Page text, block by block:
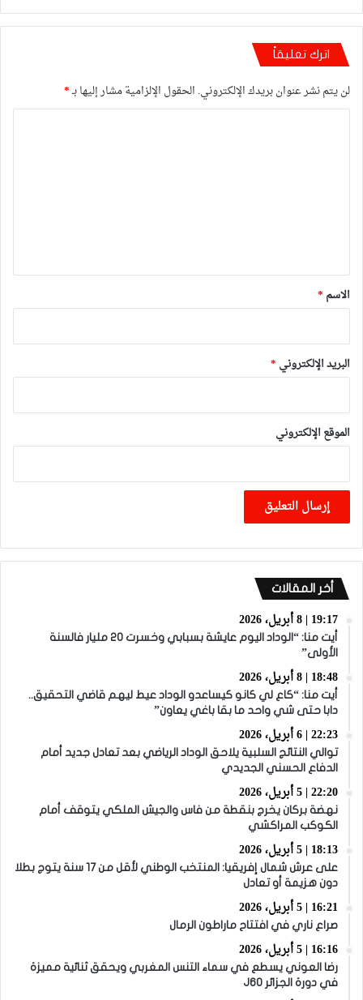
اترك تعليقاً
لن يتم نشر عنوان بريدك الإلكتروني. الحقول الإلزامية مشار إليها بـ*
*
الاسم *
البريد الإلكتروني *
الموقع الإلكتروني
أخر المقالات
19:17 | 8 أبريل، 2026
أيت منا: “الوداد اليوم عايشة بسبابي وخسرت 20 مليار فالسنة
الأولى”
18:48 | 8 أبريل، 2026
أيت منا: “كاع لي كانو كيساعدو الوداد عيط ليهم قاضي التحقيق..
دابا حتى شي واحد ما بقا باغي يعاون”
22:23 | 6 أبريل، 2026
توالي النتائج السلبية يلاحق الوداد الرياضي بعد تعادل جديد أمام
الدفاع الحسني الجديدي
22:20 | 5 أبريل، 2026
نهضة بركان يخرج بنقطة من فاس والجيش الملكي يتوقف أمام
الكوكب المراكشي
18:13 | 5 أبريل، 2026
على عرش شمال إفريقيا: المنتخب الوطني لأقل من 17 سنة يتوج بطلا
دون هزيمة أو تعادل
16:21 | 5 أبريل، 2026
صراع ناري في افتتاح ماراطون الرمال
16:16 | 5 أبريل، 2026
رضا العوني يسطع في سماء التنس المغربي ويحقق ثنائية مميزة
في دورة الجزائر J60